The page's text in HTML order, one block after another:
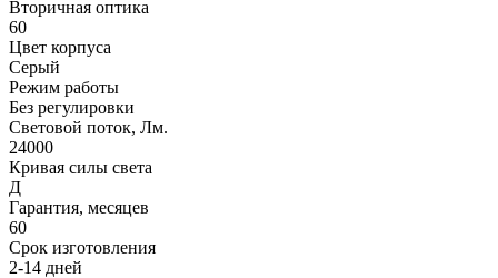
Вторичная оптика
60
Цвет корпуса
Серый
Режим работы
Без регулировки
Световой поток, Лм.
24000
Кривая силы света
Д
Гарантия, месяцев
60
Срок изготовления
2-14 дней